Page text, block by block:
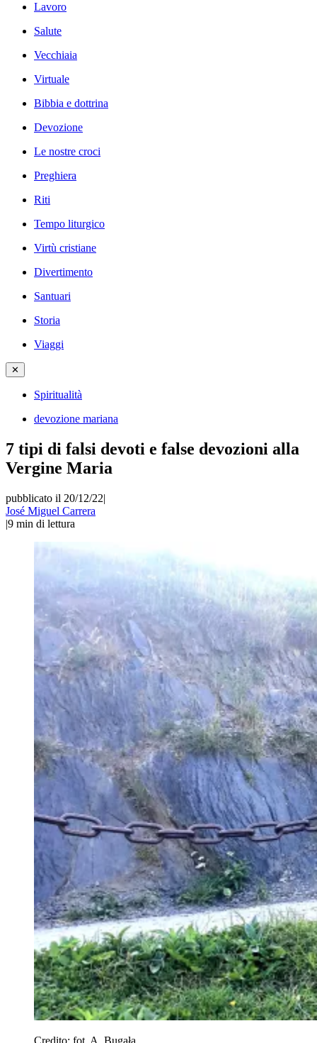
Lavoro
Salute
Vecchiaia
Virtuale
Bibbia e dottrina
Devozione
Le nostre croci
Preghiera
Riti
Tempo liturgico
Virtù cristiane
Divertimento
Santuari
Storia
Viaggi
✕
Spiritualità
devozione mariana
7 tipi di falsi devoti e false devozioni alla
Vergine Maria
pubblicato il 20/12/22|
José Miguel Carrera
|9 min di lettura
Credito: fot. A. Bugała